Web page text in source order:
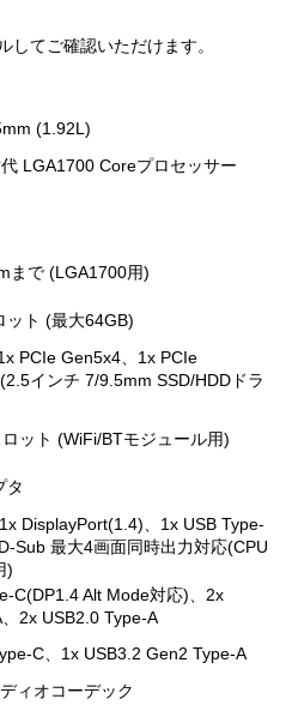
してご確認いただけます。
(1.92L)
LGA1700 Coreプロセッサー
まで (LGA1700用)
ット (最大64GB)
PCIe Gen5x4、1x PCIe
インチ 7/9.5mm SSD/HDDドラ
ット (WiFi/BTモジュール用)
タ
DisplayPort(1.4)、1x USB Type-
Sub 最大4画面同時出力対応(CPU
)
C(DP1.4 Alt Mode対応)、2x
2x USB2.0 Type-A
C、1x USB3.2 Gen2 Type-A
ィオコーデック